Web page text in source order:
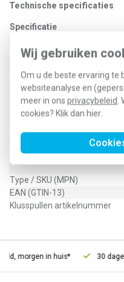
Wij gebruiken
Om u de beste ervaring te
websiteanalyse en
meer in ons privacybeleid
cookies? Klik dan hier
Technische specificaties
Specificatie
Uitvoering
Diepte
Oppervlaktebescherming
Uitbreekpoorten
Type
Aantal connectorgaten
6932.130
Type / SKU (MPN)
EAN (GTIN-13)
Klusspullen artikelnummer
morgen in huis* 30